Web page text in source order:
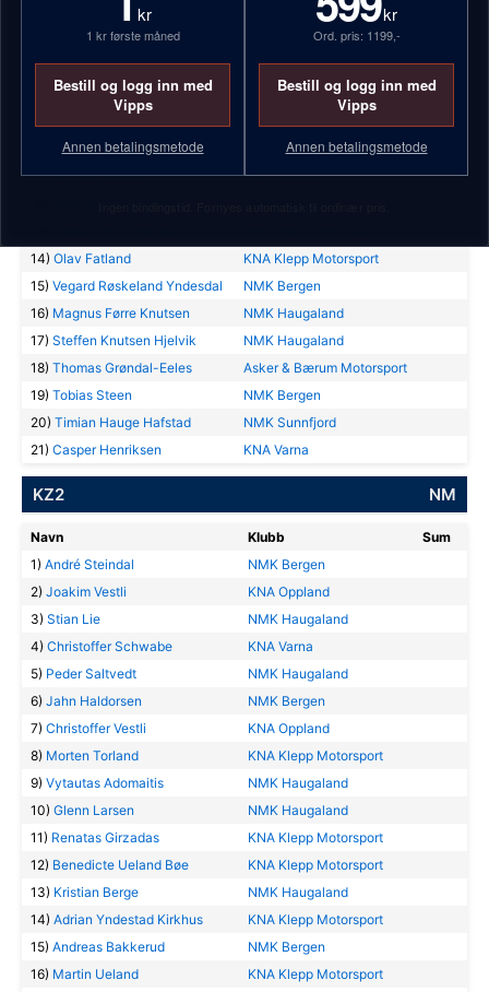
kr
1 kr første måned
Bestill og logg inn med
Vipps
Annen betalingsmetode
kr
Ord. pris: 1199,-
Bestill og logg inn med
Vipps
Annen betalingsmetode
KNA Klepp Motorsport
William Lundbø
KNA Nordvest
7)Elina Lie Rolfsen
NMK Modum & Sigdal
Sigurd Finden
NMK Trøgstad
9)Idar Gjerdevik
NMK Haugaland
Ulrik Strømmen
KNA Nordvest
11)Vegard Klemetsen
KNA Nordvest
14) Olav Fatland
KNA Klepp Motorsport
15) Vegard Røskeland Yndesdal
NMK Bergen
16) Magnus Førre Knutsen
NMK Haugaland
17) Steffen Knutsen Hjelvik
NMK Haugaland
18) Thomas Grøndal-Eeles
Asker & Bærum Motorsport
19) Tobias Steen
NMK Bergen
20) Timian Hauge Hafstad
NMK Sunnfjord
21) Casper Henriksen KNA Varna
KZ2 NM
Navn Klubb
Sum
1) André Steindal
NMK Bergen
2) Joakim Vestli
KNA Oppland
3) Stian Lie
NMK Haugaland
4) Christoffer Schwabe
KNA Varna
5) Peder Saltvedt
NMK Haugaland
6) Jahn Haldorsen
NMK Bergen
7) Christoffer Vestli
KNA Oppland
8) Morten Torland
KNA Klepp Motorsport
9) Vytautas Adomaitis
NMK Haugaland
10) Glenn Larsen
NMK Haugaland
11) Renatas Girzadas
KNA Klepp Motorsport
12) Benedicte Ueland Bøe
KNA Klepp Motorsport
13) Kristian Berge
NMK Haugaland
14) Adrian Yndestad Kirkhus
KNA Klepp Motorsport
15) Andreas Bakkerud
NMK Bergen
16) Martin Ueland
KNA Klepp Motorsport